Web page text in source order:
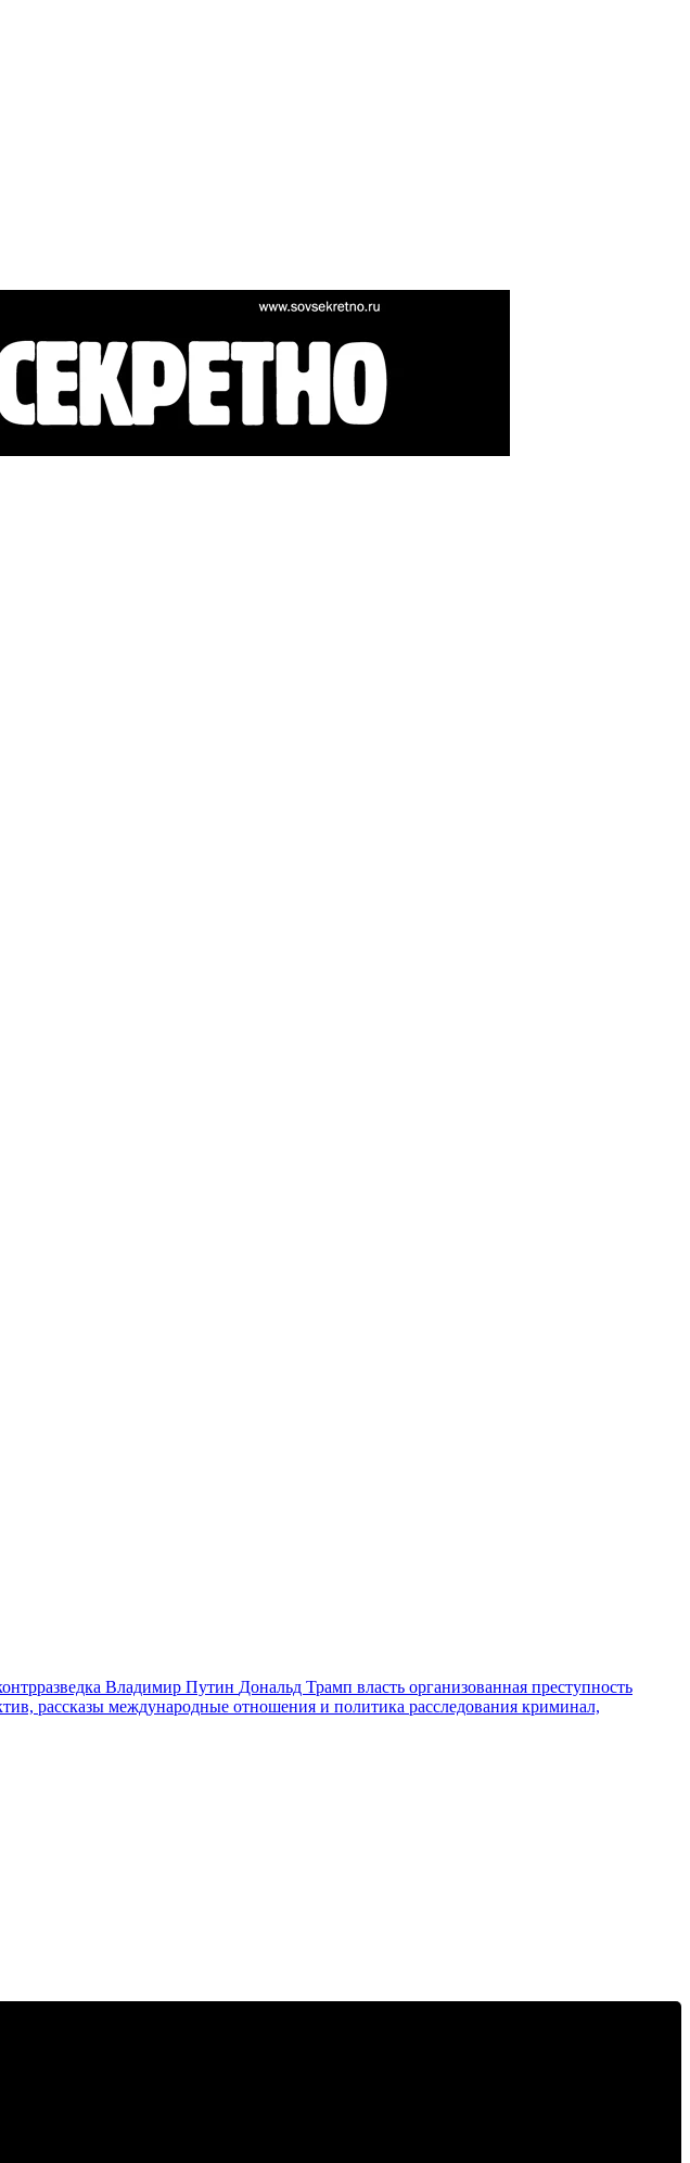
Владимир Путин Дональд Трамп власть организованная преступность
рассказы международные отношения и политика расследования криминал,